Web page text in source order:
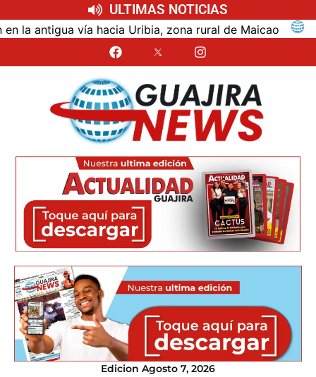
ULTIMAS NOTICIAS
vía hacia Uribia, zona rural de Maicao
Edicion Agosto 7, 2026